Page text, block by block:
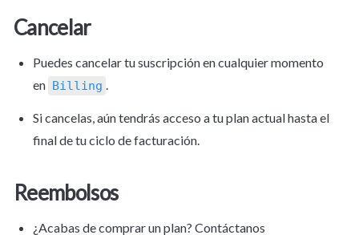
Cancelar
Puedes cancelar tu suscripción en cualquier momento
en Billing .
Si cancelas, aún tendrás acceso a tu plan actual hasta el
final de tu ciclo de facturación.
Reembolsos
¿Acabas de comprar un plan? Contáctanos